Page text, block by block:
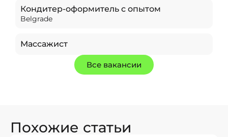
Кондитер-оформитель с опытом
Belgrade
Массажист
Все вакансии
Похожие статьи